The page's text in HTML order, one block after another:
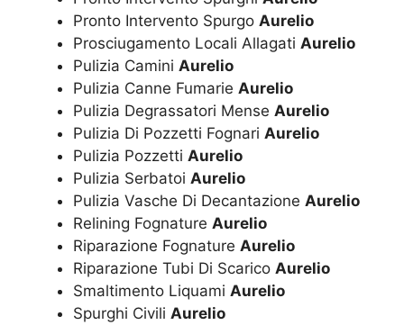
Pronto Intervento Spurgo Aurelio
Prosciugamento Locali Allagati Aurelio
Pulizia Camini Aurelio
Pulizia Canne Fumarie Aurelio
Pulizia Degrassatori Mense Aurelio
Pulizia Di Pozzetti Fognari Aurelio
Pulizia Pozzetti Aurelio
Pulizia Serbatoi Aurelio
Pulizia Vasche Di Decantazione Aurelio
Relining Fognature Aurelio
Riparazione Fognature Aurelio
Riparazione Tubi Di Scarico Aurelio
Smaltimento Liquami Aurelio
Spurghi Civili Aurelio